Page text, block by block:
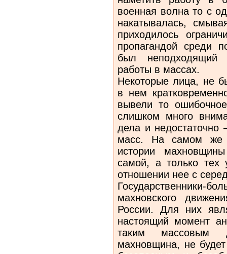
военная волна то с
накатывалась,
приходилось
пропагандой среди
был неподходящий
работы в массах.
Некоторые лица, не
в нем
вывели то
слишком много
дела и недостаточно
масс. На самом же
истории
самой, а только тех
отношении нее с
Государственники-
махновского
России. Для них
настоящий момент
таким массовым
махновщи­на, не